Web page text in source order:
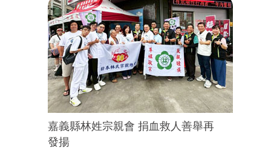
嘉義縣林姓宗親會 捐血救人善舉再
發揚